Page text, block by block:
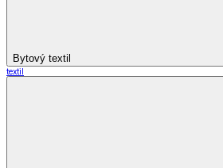
Bytový textil
textil